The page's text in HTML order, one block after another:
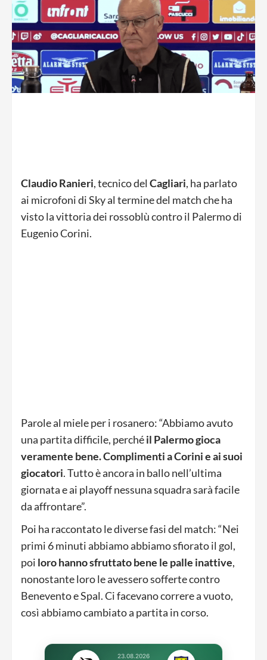
Claudio Ranieri, tecnico del Cagliari, ha parlato
ai microfoni di Sky al termine del match che ha
visto la vittoria dei rossoblù contro il Palermo di
Eugenio Corini.
Parole al miele per i rosanero: “Abbiamo avuto
una partita difficile, perchéil Palermo gioca
veramente bene. Complimenti a Corini e ai suoi
giocatori. Tutto è ancora in ballo nell’ultima
giornata e ai playoff nessuna squadra sarà facile
da affrontare”.
Poi ha raccontato le diverse fasi del match: “Nei
primi 6 minuti abbiamo abbiamo sfiorato il gol,
poi loro hanno sfruttato bene le palle inattive,
nonostante loro le avessero sofferte contro
Benevento e Spal. Ci facevano correre a vuoto,
così abbiamo cambiato a partita in corso.
23.08.2026